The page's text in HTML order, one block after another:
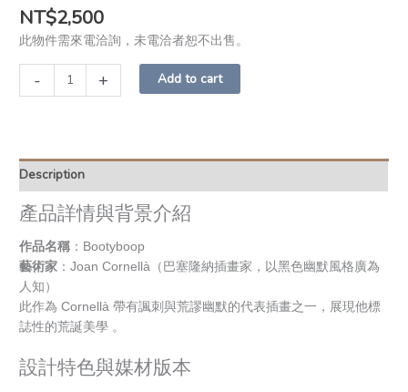
NT$2,500
此物件需來電洽詢，未電洽者恕不出售。
- + Add to cart
Description
產品詳情與背景介紹
作品名稱 ： Bootyboop
藝術家 ：Joan Cornellà（巴塞隆納插畫家，以黑色幽默風格廣為
人知）
此作為 Cornellà 帶有諷刺與荒謬幽默的代表插畫之一，展現他標
誌性的荒誕美學 。
設計特色與媒材版本